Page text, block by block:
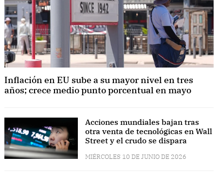
Inflación en EU sube a su mayor nivel en tres
años; crece medio punto porcentual en mayo
Acciones mundiales bajan tras
otra venta de tecnológicas en Wall
Street y el crudo se dispara
MIÉRCOLES 10 DE JUNIO DE 2026